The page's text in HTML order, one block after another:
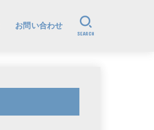
お問い合わせ
SEARCH